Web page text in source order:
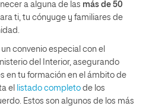
a alguna de las más de 50
ti, tu cónyuge y familiares de
convenio especial con el
del Interior, asegurando
en tu formación en el ámbito de
el
listado completo de los
Estos son algunos de los más